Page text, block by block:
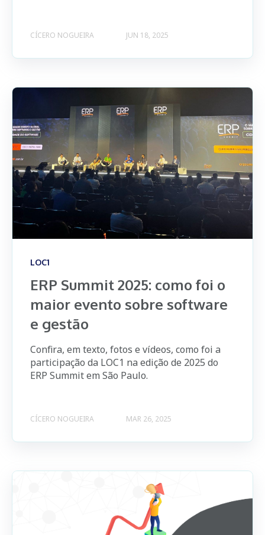
CÍCERO NOGUEIRA JUN 18, 2025
LOC1
ERP Summit 2025: como foi o
maior evento sobre software
e gestão
Confira, em texto, fotos e vídeos, como foi a
participação da LOC1 na edição de 2025 do
ERP Summit em São Paulo.
CÍCERO NOGUEIRA MAR 26, 2025